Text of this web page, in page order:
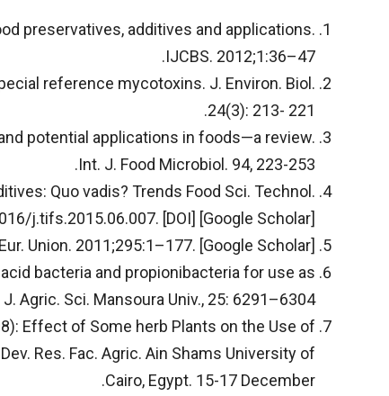
preservatives, additives and applications.
IJCBS. 2012;1:36–47.
reference mycotoxins. J. Environ. Biol.
24(3): 213- 221.
potential applications in foods—a review.
Int. J. Food Microbiol. 94, 223-253.
Quo vadis? Trends Food Sci. Technol.
j.tifs.2015.06.007. [DOI] [Google Scholar]
Union. 2011;295:1–177. [Google Scholar]
bacteria and propionibacteria for use as
Agric. Sci. Mansoura Univ., 25: 6291–6304.
Effect of Some herb Plants on the Use of
Res. Fac. Agric. Ain Shams University of
Cairo, Egypt. 15-17 December.